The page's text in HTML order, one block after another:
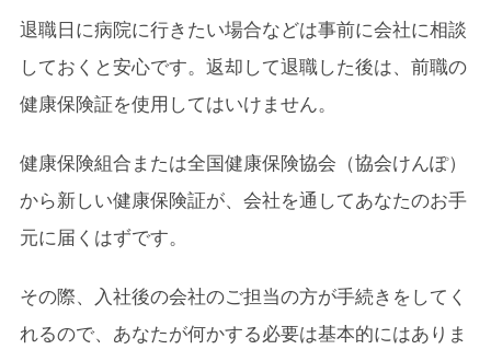
退職日に病院に行きたい場合などは事前に会社に相談
しておくと安心です。返却して退職した後は、前職の
健康保険証を使用してはいけません。
健康保険組合または全国健康保険協会（協会けんぽ）
から新しい健康保険証が、会社を通してあなたのお手
元に届くはずです。
その際、入社後の会社のご担当の方が手続きをしてく
れるので、あなたが何かする必要は基本的にはありま